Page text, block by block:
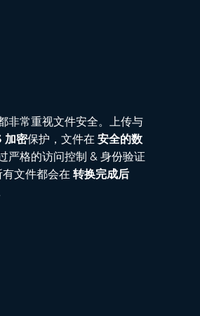
非常重视文件安全。上传与
加密保护，文件在 安全的数
严格的访问控制 & 身份验证
文件都会在 转换完成后